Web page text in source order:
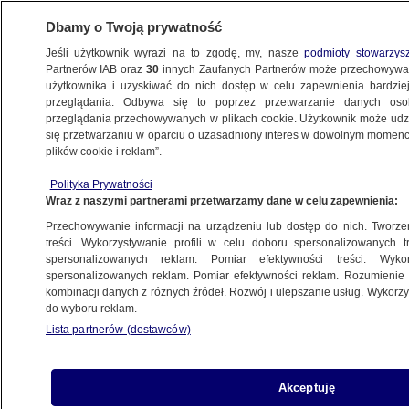
METEO
NAUKA
28.10.2024, 09:15
Udostępnij
Dbamy o Twoją prywatność
Jeśli użytkownik wyrazi na to zgodę, my, naszepodmioty
Partnerów IAB oraz30 innych Zaufanych Partnerów może
użytkownika i uzyskiwać do nich dostęp w celu zapewnienia
przeglądania. Odbywa się to poprzez przetwarzanie danych
przeglądania przechowywanych w plikach cookie. Użytkownik może
się przetwarzaniu w oparciu o uzasadniony interes w dowolnym
plików cookie i reklam”.
Polityka Prywatności
Wraz z naszymi partnerami przetwarzamy dane w celu zapewnienia:
Przechowywanie informacji na urządzeniu lub dostęp do nich.
treści. Wykorzystywanie profili w celu doboru spersonalizowanych
spersonalizowanych reklam. Pomiar efektywności treści.
spersonalizowanych reklam. Pomiar efektywności reklam.
kombinacji danych z różnych źródeł. Rozwój i ulepszanie usług.
do wyboru reklam.
Lista partnerów (dostawców)
Akceptuję